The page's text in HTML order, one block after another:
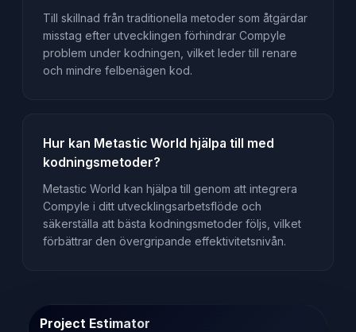
Till skillnad från traditionella metoder som åtgärdar
misstag efter utvecklingen förhindrar Compyle
problem under kodningen, vilket leder till renare
och mindre felbenägen kod.
Hur kan Metastic World hjälpa till med
kodningsmetoder?
Metastic World kan hjälpa till genom att integrera
Compyle i ditt utvecklingsarbetsflöde och
säkerställa att bästa kodningsmetoder följs, vilket
förbättrar den övergripande effektivitetsnivån.
Project Estimator